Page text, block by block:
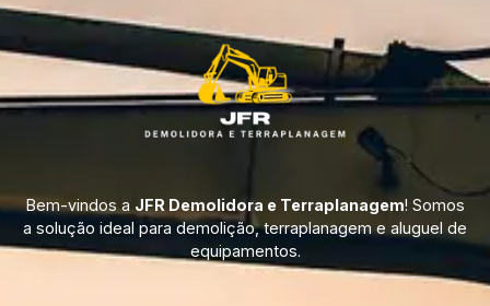
Bem-vindos a JFR Demolidora e Terraplanagem! Somos
a solução ideal para demolição, terraplanagem e aluguel de
equipamentos.